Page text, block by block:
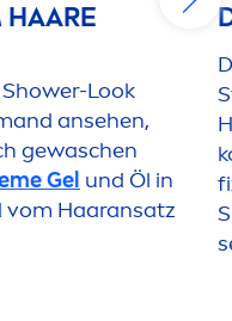
HAARE
Look
ansehen,
gewaschen
Gel und Öl in
vom Haaransatz